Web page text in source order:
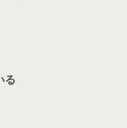
る